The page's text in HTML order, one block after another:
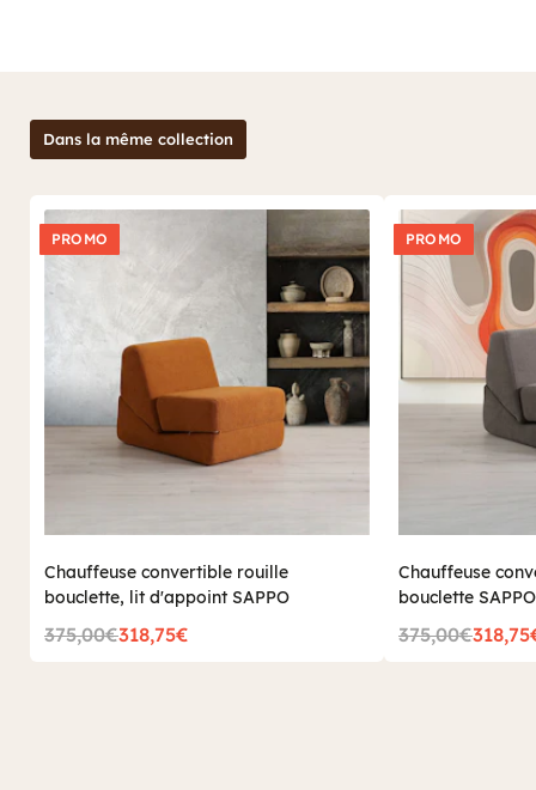
Dans la même collection
PROMO
Chauffeuse convertible rouille
bouclette, lit d'appoint SAPPO
375,00€318,75€
PROMO
Chauffeuse
bouclette SAPPO
375,00€